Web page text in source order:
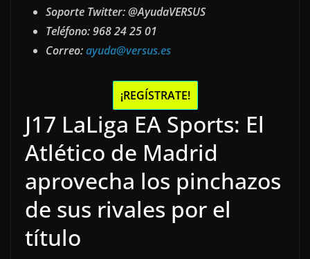
Soporte Twitter: @AyudaVERSUS
Teléfono: 968 24 25 01
Correo:ayuda@versus.es
¡REGÍSTRATE!
J17 LaLiga EA Sports: El
Atlético de Madrid
aprovecha los pinchazos
de sus rivales por el
título